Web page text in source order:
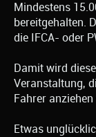
Mindestens
bereitgehalten.
die IFCA- oder
Damit wird
Veranstaltung,
Fahrer
Etwas